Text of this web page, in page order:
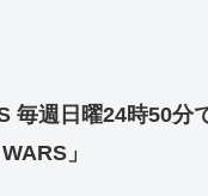
毎週日曜24時50分
」